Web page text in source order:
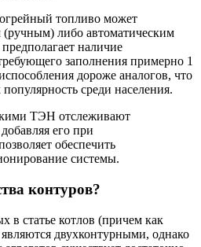
топливо может
(ручным) либо автоматическим
наличие
заполнения примерно 1
дороже аналогов, что
среди населения.
ТЭН отслеживают
его при
обеспечить
системы.
контуров?
в статье котлов (причем как
двухконтурными, однако